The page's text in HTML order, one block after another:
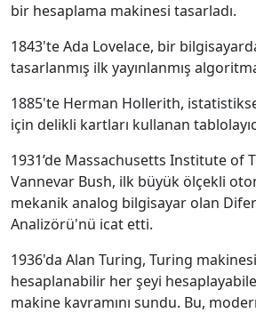
bir hesaplama makinesi tasarladı.
1843'te Ada Lovelace, bir
tasarlanmış ilk yayınlanmış
1885'te Herman Hollerith,
için delikli kartları kullanan
1931’de Massachusetts Institute of
Vannevar Bush, ilk büyük ölçekli
mekanik analog bilgisayar olan
Analizörü'nü icat etti.
1936'da Alan Turing, Turing
hesaplanabilir her şeyi
makine kavramını sundu. Bu,